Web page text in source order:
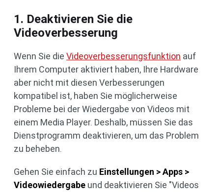
1. Deaktivieren Sie die
Videoverbesserung
Wenn Sie die Videoverbesserungsfunktion auf
Ihrem Computer aktiviert haben, Ihre Hardware
aber nicht mit diesen Verbesserungen
kompatibel ist, haben Sie möglicherweise
Probleme bei der Wiedergabe von Videos mit
einem Media Player. Deshalb, müssen Sie das
Dienstprogramm deaktivieren, um das Problem
zu beheben.
Gehen Sie einfach zu Einstellungen > Apps >
Videowiedergabe und deaktivieren Sie "Videos